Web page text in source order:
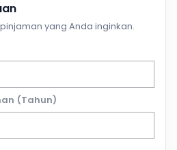
yang Anda inginkan.
(Tahun)